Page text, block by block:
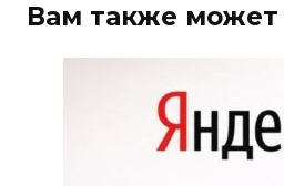
Вам также может